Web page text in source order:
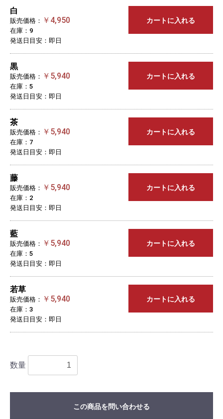
白
販売価格： ￥4,950
在庫：9
発送日目安：即日
カートに入れる
黒
販売価格： ￥5,940
在庫：5
発送日目安：即日
カートに入れる
茶
販売価格： ￥5,940
在庫：7
発送日目安：即日
カートに入れる
藤
販売価格： ￥5,940
在庫：2
発送日目安：即日
カートに入れる
藍
販売価格： ￥5,940
在庫：5
発送日目安：即日
カートに入れる
若草
販売価格： ￥5,940
在庫：3
発送日目安：即日
カートに入れる
数量
この商品を問い合わせる